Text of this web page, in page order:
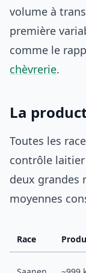
volume à
première
comme le
chèvrerie.
La
Toutes les
contrôle
deux grandes
moyennes
Race